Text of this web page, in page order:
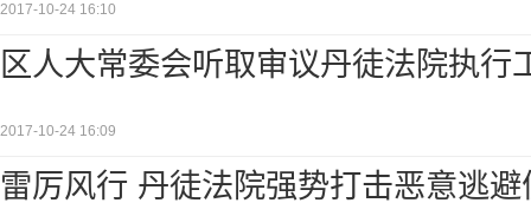
2017-10-24 16:10
区人大常委会听取审议丹徒法院执行
2017-10-24 16:09
雷厉风行 丹徒法院强势打击恶意逃